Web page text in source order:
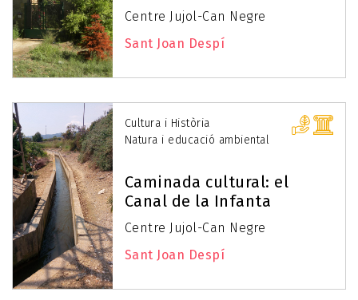
Centre Jujol-Can Negre
Sant Joan Despí
Cultura i Història
Natura i educació ambiental
Caminada cultural: el
Canal de la Infanta
Centre Jujol-Can Negre
Sant Joan Despí